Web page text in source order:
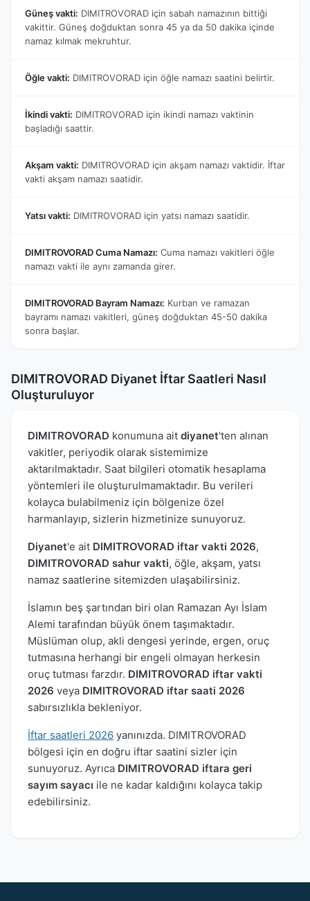
Güneş vakti: DIMITROVORAD için sabah namazının bittiği
vakittir. Güneş doğduktan sonra 45 ya da 50 dakika içinde
namaz kılmak mekruhtur.
Öğle vakti: DIMITROVORAD için öğle namazı saatini belirtir.
İkindi vakti: DIMITROVORAD için ikindi namazı vaktinin
başladığı saattir.
Akşam vakti: DIMITROVORAD için akşam namazı vaktidir. İftar
vakti akşam namazı saatidir.
Yatsı vakti: DIMITROVORAD için yatsı namazı saatidir.
DIMITROVORAD Cuma Namazı: Cuma namazı vakitleri öğle
namazı vakti ile aynı zamanda girer.
DIMITROVORAD Bayram Namazı: Kurban ve ramazan
bayramı namazı vakitleri, güneş doğduktan 45-50 dakika
sonra başlar.
DIMITROVORAD Diyanet İftar Saatleri Nasıl
Oluşturuluyor
DIMITROVORAD konumuna ait diyanet'ten alınan
vakitler, periyodik olarak sistemimize
aktarılmaktadır. Saat bilgileri otomatik hesaplama
yöntemleri ile oluşturulmamaktadır. Bu verileri
kolayca bulabilmeniz için bölgenize özel
harmanlayıp, sizlerin hizmetinize sunuyoruz.
Diyanet'e ait DIMITROVORAD iftar vakti 2026,
DIMITROVORAD sahur vakti, öğle, akşam, yatsı
namaz saatlerine sitemizden ulaşabilirsiniz.
İslamın beş şartından biri olan Ramazan Ayı İslam
Alemi tarafından büyük önem taşımaktadır.
Müslüman olup, akli dengesi yerinde, ergen, oruç
tutmasına herhangi bir engeli olmayan herkesin
oruç tutması farzdır. DIMITROVORAD iftar vakti
2026 veya DIMITROVORAD iftar saati 2026
sabırsızlıkla bekleniyor.
İftar saatleri 2026 yanınızda. DIMITROVORAD
bölgesi için en doğru iftar saatini sizler için
sunuyoruz. Ayrıca DIMITROVORAD iftara geri
sayım sayacı ile ne kadar kaldığını kolayca takip
edebilirsiniz.